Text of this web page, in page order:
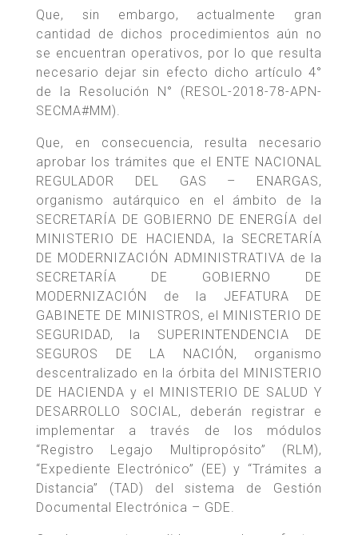
Que, sin embargo, actualmente gran
cantidad de dichos procedimientos aún no
se encuentran operativos, por lo que resulta
necesario dejar sin efecto dicho artículo 4°
de la Resolución N° (RESOL-2018-78-APN-
SECMA#MM).
Que, en consecuencia, resulta necesario
aprobar los trámites que el ENTE NACIONAL
REGULADOR DEL GAS – ENARGAS,
organismo autárquico en el ámbito de la
SECRETARÍA DE GOBIERNO DE ENERGÍA del
MINISTERIO DE HACIENDA, la SECRETARÍA
DE MODERNIZACIÓN ADMINISTRATIVA de la
SECRETARÍA DE GOBIERNO DE
MODERNIZACIÓN de la JEFATURA DE
GABINETE DE MINISTROS, el MINISTERIO DE
SEGURIDAD, la SUPERINTENDENCIA DE
SEGUROS DE LA NACIÓN, organismo
descentralizado en la órbita del MINISTERIO
DE HACIENDA y el MINISTERIO DE SALUD Y
DESARROLLO SOCIAL, deberán registrar e
implementar a través de los módulos
“Registro Legajo Multipropósito” (RLM),
“Expediente Electrónico” (EE) y “Trámites a
Distancia” (TAD) del sistema de Gestión
Documental Electrónica – GDE.